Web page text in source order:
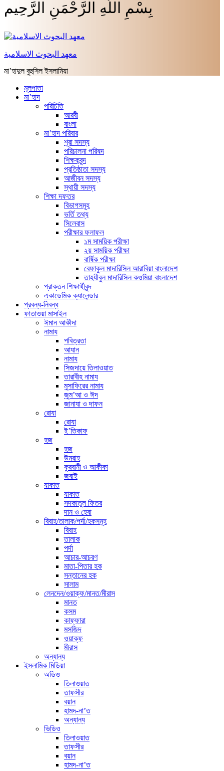
بِسْمِ اللَّهِ الرَّحْمَنِ الرَّحِيم
معهد البحوث الاسلامية
মা’হাদুল বুহুসিল ইসলামিয়া
মূলপাতা
মা’হাদ
পরিচিতি
আরবী
বাংলা
মা’হাদ পরিবার
শূরা সদস্য
পরিচালনা পরিষদ
শিক্ষকবৃন্দ
প্রতিষ্ঠাতা সদস্য
আজীবন সদস্য
স্থায়ী সদস্য
শিক্ষা দফতর
বিভাগসমূহ
ভর্তি তথ্য
সিলেবাস
পরীক্ষার ফলাফল
১ম সাময়িক পরীক্ষা
২য় সাময়িক পরীক্ষা
বার্ষিক পরীক্ষা
বেফাকুল মাদারিসিল আরাবিয়া বাংলাদেশ
তাহযীবুল মাদারিসিল কওমিয়া বাংলাদেশ
প্রাক্তন শিক্ষার্থীবৃন্দ
একাডেমিক ক্যালেন্ডার
প্রবন্ধ-নিবন্ধ
ফাতাওয়া মাসাইল
ঈমান আকীদা
নামায
পবিত্রতা
আযান
নামায
সিজদায়ে তিলাওয়াত
তারাবীহ নামায
মুসাফিরের নামায
জুম’আ ও ঈদ
জানাযা ও দাফন
রোযা
রোযা
ই’তিকাফ
হজ
হজ
উমরাহ
কুরবানী ও আকীকা
জবাই
যাকাত
যাকাত
সদকাতুল ফিতর
দান ও হেবা
বিবাহ/তালাক/পর্দা/হকসমূহ
বিবাহ
তালাক
পর্দা
আচার-আচরণ
মাতা-পিতার হক
সন্তানের হক
সালাম
লেনদেন/ওয়াক্ফ/মানত/মীরাস
মানত
কসম
কাফ্ফারা
মসজিদ
ওয়াক্ফ
মীরাস
অন্যান্য
ইসলামিক মিডিয়া
অডিও
তিলাওয়াত
তাফসীর
বয়ান
হামদ-না’ত
অন্যান্য
ভিডিও
তিলাওয়াত
তাফসীর
বয়ান
হামদ-না’ত